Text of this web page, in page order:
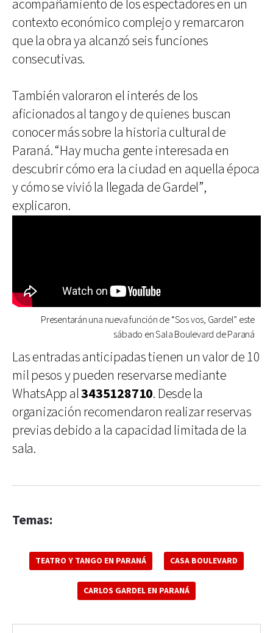
acompañamiento de los espectadores en un
contexto económico complejo y remarcaron
que la obra ya alcanzó seis funciones
consecutivas.
También valoraron el interés de los
aficionados al tango y de quienes buscan
conocer más sobre la historia cultural de
Paraná. “Hay mucha gente interesada en
descubrir cómo era la ciudad en aquella época
y cómo se vivió la llegada de Gardel”,
explicaron.
Presentarán una nueva función de “Sos vos, Gardel” este
sábado en Sala Boulevard de Paraná
Las entradas anticipadas tienen un valor de 10
mil pesos y pueden reservarse mediante
WhatsApp al3435128710. Desde la
organización recomendaron realizar reservas
previas debido a la capacidad limitada de la
sala.
Temas:
TEATRO Y TANGO EN PARANÁ CASA BOULEVARD
CARLOS GARDEL EN PARANÁ